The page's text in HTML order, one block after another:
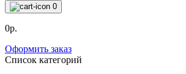
0
0р.
Оформить заказ
Список категорий